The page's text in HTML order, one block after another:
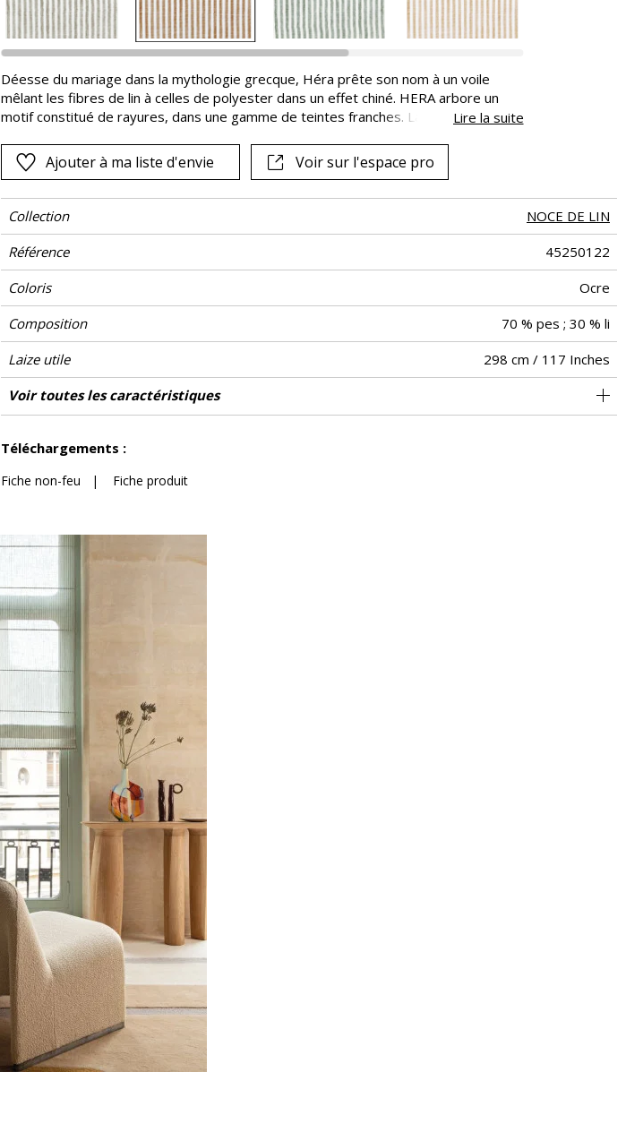
Rose
Rouge
Vert
Violet
Déesse du mariage dans la mythologie grecque, Héra prête son nom à un voile
mêlant les fibres de lin à celles de polyester dans un effet chiné. HERA arbore un
motif constitué de rayures, dans une gamme de teintes franches. Lavable et deLire la suite
Ajouter à ma liste d'envie Voir sur l'espace pro
Collection
NOCE DE LIN
Référence
45250122
Coloris
Ocre
Composition
70 % pes ; 30 % li
Laize utile
298 cm / 117 Inches
Rétrécissement
<2%
Raccord Raccord libre
Sens De haut
Poids g/m² 106
Usage
Entretien
Pays d'origine Italie
Voir toutes les caractéristiques
Téléchargements :
Fiche non-feu | Fiche produit